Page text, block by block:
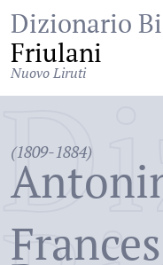
Dizionario
Friulani
Nuovo Liruti
(1809-1884)